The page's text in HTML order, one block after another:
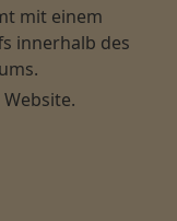
mit einem
innerhalb des